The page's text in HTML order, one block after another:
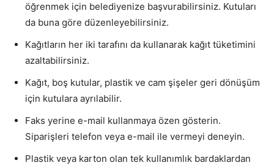
öğrenmek için belediyenize başvurabilirsiniz. Kutuları
da buna göre düzenleyebilirsiniz.
Kağıtların her iki tarafını da kullanarak kağıt tüketimini
azaltabilirsiniz.
Kağıt, boş kutular, plastik ve cam şişeler geri dönüşüm
için kutulara ayrılabilir.
Faks yerine e-mail kullanmaya özen gösterin.
Siparişleri telefon veya e-mail ile vermeyi deneyin.
Plastik veya karton olan tek kullanımlık bardaklardan